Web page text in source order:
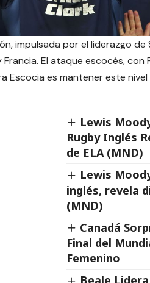
impulsada por el liderazgo de
El ataque escocés, con
Escocia es mantener este
Lewis
Rugby Inglés
de ELA (MND)
Lewis
inglés, revela
(MND)
Canadá
Final del
Femenino